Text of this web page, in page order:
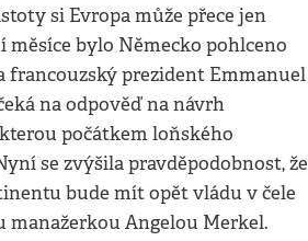
si Evropa může přece jen
měsíce bylo Německo pohlceno
francouzský prezident Emmanuel
na odpověď na návrh
počátkem loňského
se zvýšila pravděpodobnost, že
bude mít opět vládu v čele
manažerkou Angelou Merkel.